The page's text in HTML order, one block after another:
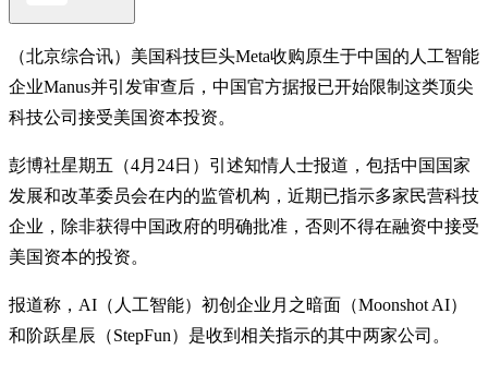
（北京综合讯）美国科技巨头Meta收购原生于中国的人工智能
企业Manus并引发审查后，中国官方据报已开始限制这类顶尖
科技公司接受美国资本投资。
彭博社星期五（4月24日）引述知情人士报道，包括中国国家
发展和改革委员会在内的监管机构，近期已指示多家民营科技
企业，除非获得中国政府的明确批准，否则不得在融资中接受
美国资本的投资。
报道称，AI（人工智能）初创企业月之暗面（Moonshot AI）
和阶跃星辰（StepFun）是收到相关指示的其中两家公司。